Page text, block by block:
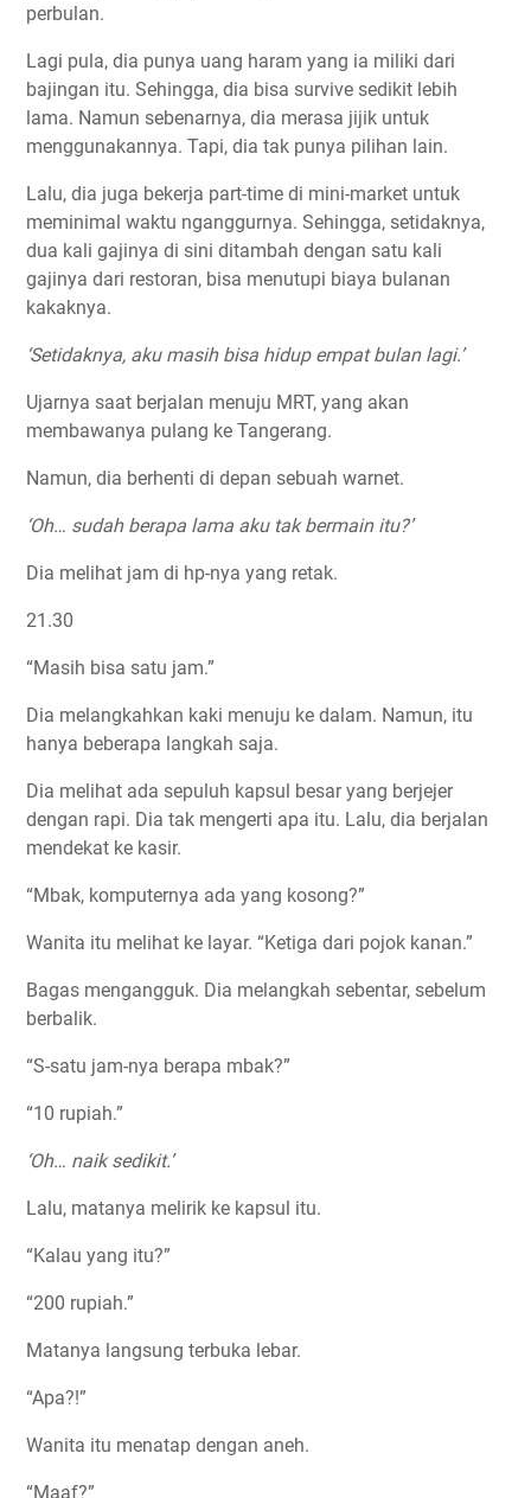
perbulan.
Lagi pula, dia punya uang haram yang ia miliki dari
bajingan itu. Sehingga, dia bisa survive sedikit lebih
lama. Namun sebenarnya, dia merasa jijik untuk
menggunakannya. Tapi, dia tak punya pilihan lain.
Lalu, dia juga bekerja part-time di mini-market untuk
meminimal waktu nganggurnya. Sehingga, setidaknya,
dua kali gajinya di sini ditambah dengan satu kali
gajinya dari restoran, bisa menutupi biaya bulanan
kakaknya.
‘Setidaknya, aku masih bisa hidup empat bulan lagi.’
Ujarnya saat berjalan menuju MRT, yang akan
membawanya pulang ke Tangerang.
Namun, dia berhenti di depan sebuah warnet.
‘Oh… sudah berapa lama aku tak bermain itu?’
Dia melihat jam di hp-nya yang retak.
21.30
“Masih bisa satu jam.”
Dia melangkahkan kaki menuju ke dalam. Namun, itu
hanya beberapa langkah saja.
Dia melihat ada sepuluh kapsul besar yang berjejer
dengan rapi. Dia tak mengerti apa itu. Lalu, dia berjalan
mendekat ke kasir.
“Mbak, komputernya ada yang kosong?”
Wanita itu melihat ke layar. “Ketiga dari pojok kanan.”
Bagas mengangguk. Dia melangkah sebentar, sebelum
berbalik.
“S-satu jam-nya berapa mbak?”
“10 rupiah.”
‘Oh… naik sedikit.’
Lalu, matanya melirik ke kapsul itu.
“Kalau yang itu?”
“200 rupiah.”
Matanya langsung terbuka lebar.
“Apa?!”
Wanita itu menatap dengan aneh.
“Maaf?”